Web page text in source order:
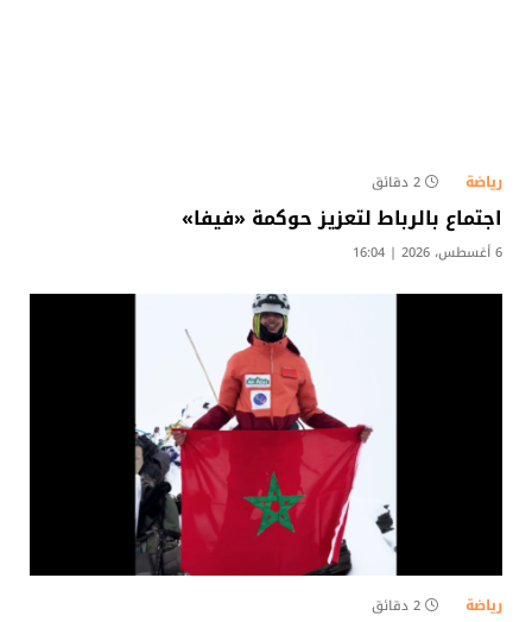
رياضة 2 دقائق
اجتماع بالرباط لتعزيز حوكمة «فيفا»
6 أغسطس، 2026 | 16:04
رياضة 2 دقائق